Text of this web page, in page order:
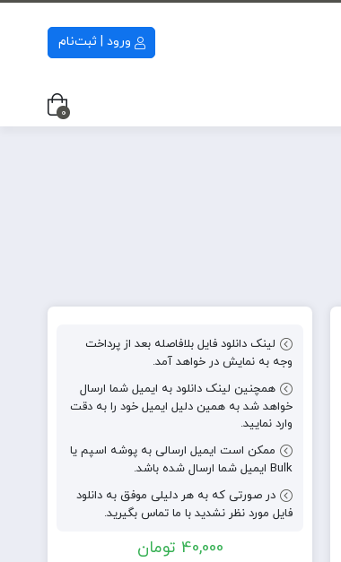
ورود | ثبت‌نام
0
لینک دانلود فایل بلافاصله بعد از پرداخت
وجه به نمایش در خواهد آمد.
همچنین لینک دانلود به ایمیل شما ارسال
خواهد شد به همین دلیل ایمیل خود را به دقت
وارد نمایید.
ممکن است ایمیل ارسالی به پوشه اسپم یا
Bulk ایمیل شما ارسال شده باشد.
در صورتی که به هر دلیلی موفق به دانلود
فایل مورد نظر نشدید با ما تماس بگیرید.
40,000 تومان